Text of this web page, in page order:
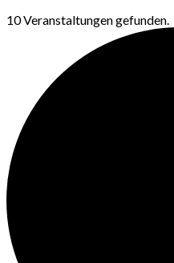
10 Veranstaltungen gefunden.